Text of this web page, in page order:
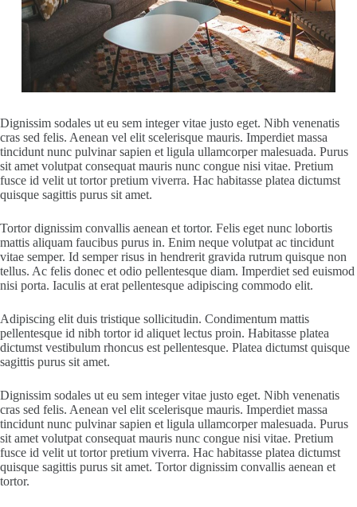
Dignissim sodales ut eu sem integer vitae justo eget. Nibh venenatis
cras sed felis. Aenean vel elit scelerisque mauris. Imperdiet massa
tincidunt nunc pulvinar sapien et ligula ullamcorper malesuada. Purus
sit amet volutpat consequat mauris nunc congue nisi vitae. Pretium
fusce id velit ut tortor pretium viverra. Hac habitasse platea dictumst
quisque sagittis purus sit amet.
Tortor dignissim convallis aenean et tortor. Felis eget nunc lobortis
mattis aliquam faucibus purus in. Enim neque volutpat ac tincidunt
vitae semper. Id semper risus in hendrerit gravida rutrum quisque non
tellus. Ac felis donec et odio pellentesque diam. Imperdiet sed euismod
nisi porta. Iaculis at erat pellentesque adipiscing commodo elit.
Adipiscing elit duis tristique sollicitudin. Condimentum mattis
pellentesque id nibh tortor id aliquet lectus proin. Habitasse platea
dictumst vestibulum rhoncus est pellentesque. Platea dictumst quisque
sagittis purus sit amet.
Dignissim sodales ut eu sem integer vitae justo eget. Nibh venenatis
cras sed felis. Aenean vel elit scelerisque mauris. Imperdiet massa
tincidunt nunc pulvinar sapien et ligula ullamcorper malesuada. Purus
sit amet volutpat consequat mauris nunc congue nisi vitae. Pretium
fusce id velit ut tortor pretium viverra. Hac habitasse platea dictumst
quisque sagittis purus sit amet. Tortor dignissim convallis aenean et
tortor.